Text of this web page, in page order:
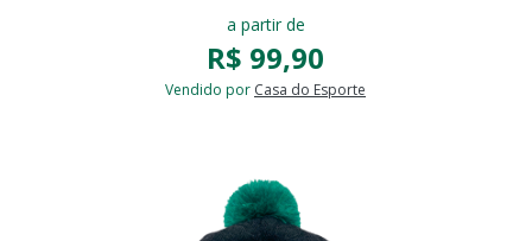
a partir de
R$ 99,90
Vendido por Casa do Esporte